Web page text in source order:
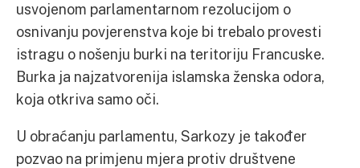
usvojenom parlamentarnom rezolucijom o
osnivanju povjerenstva koje bi trebalo provesti
istragu o nošenju burki na teritoriju Francuske.
Burka ja najzatvorenija islamska ženska odora,
koja otkriva samo oči.
U obraćanju parlamentu, Sarkozy je također
pozvao na primjenu mjera protiv društvene